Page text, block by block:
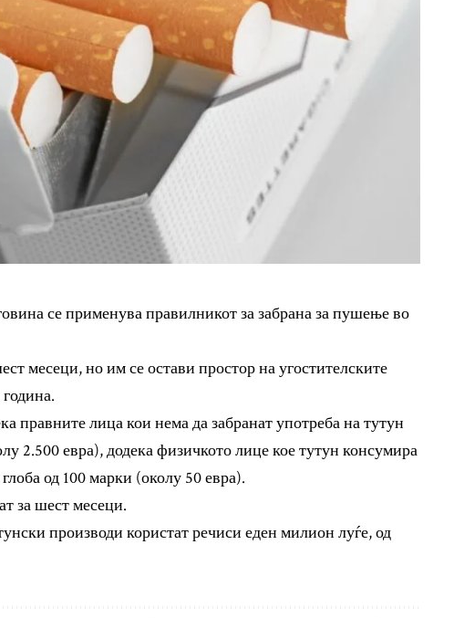
се применува правилникот за забрана за пушење во
месеци, но им се остави простор на угостителските
правните лица кои нема да забранат употреба на тутун
2.500 евра), додека физичкото лице кое тутун консумира
од 100 марки (околу 50 евра).
за шест месеци.
производи користат речиси еден милион луѓе, од